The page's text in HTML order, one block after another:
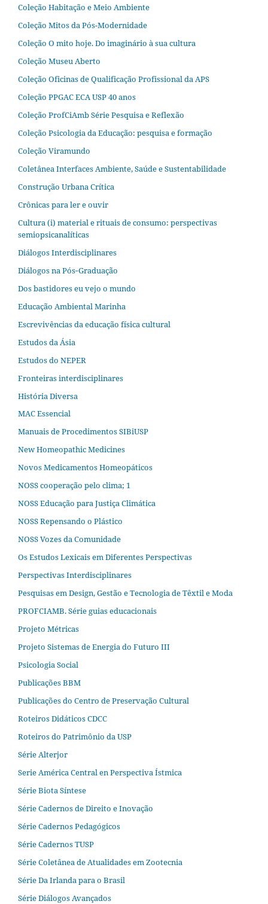
Coleção Habitação e Meio Ambiente
Coleção Mitos da Pós-Modernidade
Coleção O mito hoje. Do imaginário à sua cultura
Coleção Museu Aberto
Coleção Oficinas de Qualificação Profissional da APS
Coleção PPGAC ECA USP 40 anos
Coleção ProfCiAmb Série Pesquisa e Reflexão
Coleção Psicologia da Educação: pesquisa e formação
Coleção Viramundo
Coletânea Interfaces Ambiente, Saúde e Sustentabilidade
Construção Urbana Crítica
Crônicas para ler e ouvir
Cultura (i) material e rituais de consumo: perspectivas
semiopsicanalíticas
Diálogos Interdisciplinares
Diálogos na Pós‐Graduação
Dos bastidores eu vejo o mundo
Educação Ambiental Marinha
Escrevivências da educação física cultural
Estudos da Ásia​
Estudos do NEPER
Fronteiras interdisciplinares
História Diversa
MAC Essencial
Manuais de Procedimentos SIBiUSP
New Homeopathic Medicines
Novos Medicamentos Homeopáticos
NOSS cooperação pelo clima; 1
NOSS Educação para Justiça Climática
NOSS Repensando o Plástico
NOSS Vozes da Comunidade
Os Estudos Lexicais em Diferentes Perspectivas
Perspectivas Interdisciplinares
Pesquisas em Design, Gestão e Tecnologia de Têxtil e Moda
PROFCIAMB. Série guias educacionais
Projeto Métricas
Projeto Sistemas de Energia do Futuro III
Psicologia Social
Publicações BBM
Publicações do Centro de Preservação Cultural
Roteiros Didáticos CDCC
Roteiros do Patrimônio da USP
Série Alterjor
Serie América Central en Perspectiva Ístmica
Série Biota Síntese
Série Cadernos de Direito e Inovação
Série Cadernos Pedagógicos
Série Cadernos TUSP
Série Coletânea de Atualidades em Zootecnia
Série Da Irlanda para o Brasil
Série Diálogos Avançados